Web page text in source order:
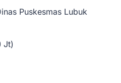
Puskesmas Lubuk
Jt)